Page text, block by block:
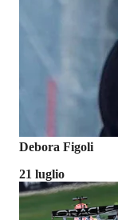
Debora Figoli
21 luglio